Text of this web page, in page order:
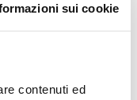
sui cookie
contenuti ed